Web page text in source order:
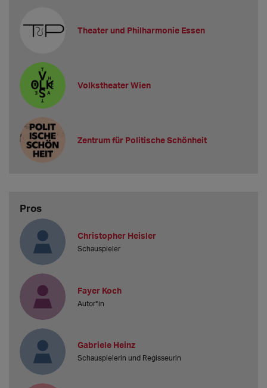
Theater und Philharmonie Essen
Volkstheater Wien
Zentrum für Politische Schönheit
Pros
Christopher Heisler
Schauspieler
Fayer Koch
Autor*in
Gabriele Heinz
Schauspielerin und Regisseurin